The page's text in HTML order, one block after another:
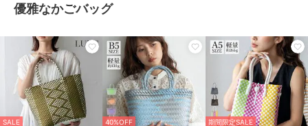
優雅なかごバッグ
SALE
40%OFF
期間限定SALE